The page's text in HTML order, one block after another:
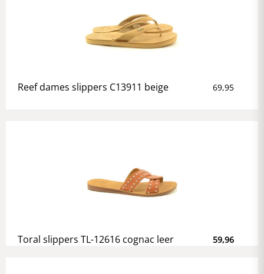
Reef dames slippers C13911 beige 69,95
Toral slippers TL-12616 cognac leer 59,96